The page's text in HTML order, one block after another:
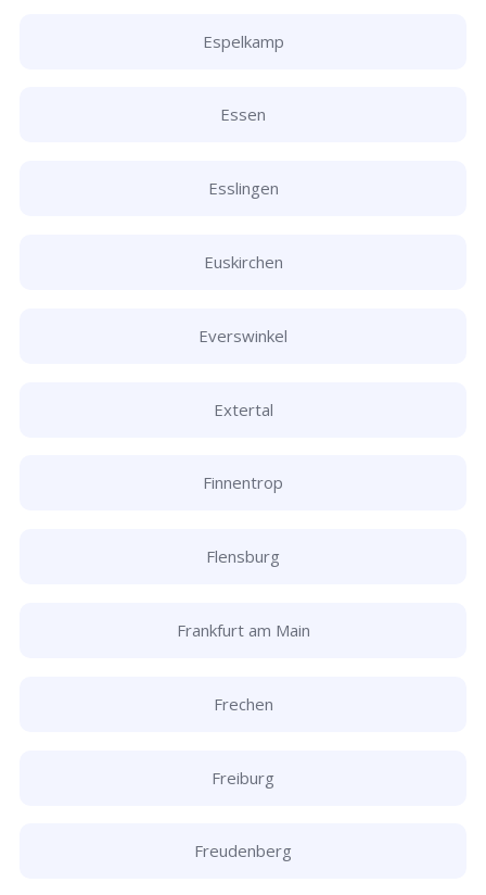
Espelkamp
Essen
Esslingen
Euskirchen
Everswinkel
Extertal
Finnentrop
Flensburg
Frankfurt am Main
Frechen
Freiburg
Freudenberg